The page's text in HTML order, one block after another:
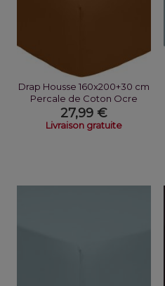
Drap Housse 160x200+30 cm
Percale de Coton Ocre
27,99 €
Livraison gratuite